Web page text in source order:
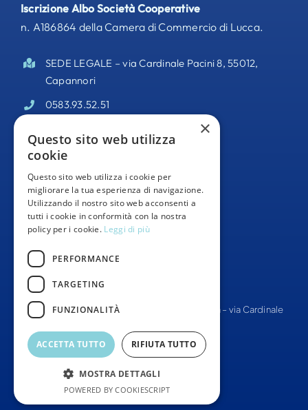
Iscrizione Albo Società Cooperative
n. A186864 della Camera di Commercio di Lucca.
SEDE LEGALE – via Cardinale Pacini 8, 55012,
Capannori
0583.93.52.51
odisseacooperativa@pec.it
Partita IVA 02095140469
Informativa Privacy
Whistleblowing
© Tutti i diritti Riservati – Cooperativa Odissea– via Cardinale
SITO WEB –THINKLAB360
×
Questo sito web utilizza
cookie
Questo sito web utilizza i cookie per
migliorare la tua esperienza di navigazione.
Utilizzando il nostro sito web acconsenti a
tutti i cookie in conformità con la nostra
policy per i cookie. Leggi di più
PERFORMANCE
TARGETING
FUNZIONALITÀ
ACCETTA TUTTO RIFIUTA TUTTO
MOSTRA DETTAGLI
POWERED BY COOKIESCRIPT